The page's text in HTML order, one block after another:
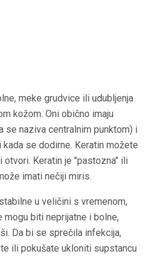
meke grudvice ili udubljenja
kožom. Oni obično imaju
se naziva centralnim punktom) i
se dodirne. Keratin možete
Keratin je "pastozna" ili
imati nečiji miris.
u veličini s vremenom,
biti neprijatne i bolne,
Da bi se sprečila infekcija,
ili pokušate ukloniti supstancu